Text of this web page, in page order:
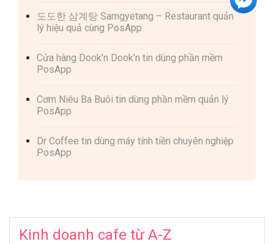
도도한 삼계탕 Samgyetang – Restaurant quản
lý hiệu quả cùng PosApp
Cửa hàng Dook’n Dook’n tin dùng phần mềm
PosApp
Cơm Niêu Ba Buôi tin dùng phần mềm quản lý
PosApp
Dr Coffee tin dùng máy tính tiền chuyên nghiệp
PosApp
Kinh doanh cafe từ A-Z